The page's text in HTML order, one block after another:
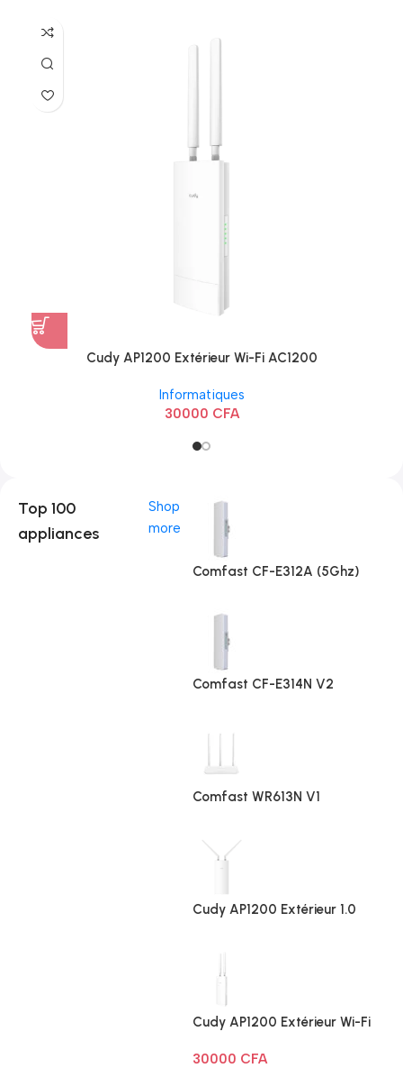
Cudy AP1200 Extérieur Wi-Fi AC1200
Informatiques
30000 CFA
Top 100
appliances
Shop
more
Comfast CF-E312A (5Ghz)
Comfast CF-E314N V2
Comfast WR613N V1
Cudy AP1200 Extérieur 1.0
Cudy AP1200 Extérieur Wi-Fi
30000 CFA